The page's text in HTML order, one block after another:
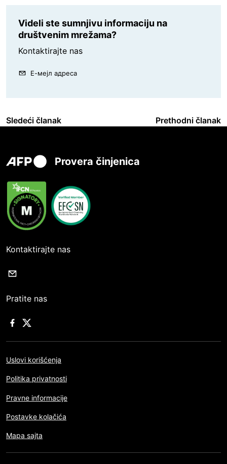
Videli ste sumnjivu informaciju na
društvenim mrežama?
Kontaktirajte nas
Е-мејл адреса
Sledeći članak Prethodni članak
Provera činjenica
Kontaktirajte nas
Pratite nas
Uslovi korišćenja
Politika privatnosti
Pravne informacije
Postavke kolačića
Mapa sajta